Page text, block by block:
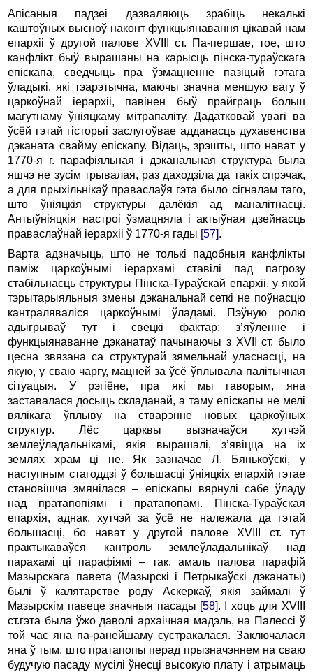
Апісаныя падзеі дазваляюць зрабіць некалькі
каштоўных высноў наконт функцыянавання цікавай нам
епархіі ў другой палове XVIII ст. Па-першае, тое, што
канфлікт быў вырашаны на карысць пінска-тураўскага
епіскапа, сведчыць пра ўзмацненне пазіцый гэтага
ўладыкі, які тэарэтычна, маючы значна меншую вагу ў
царкоўнай іерархіі, павінен быў прайграць больш
магутнаму ўніяцкаму мітрапаліту. Дадатковай увагі ва
ўсёй гэтай гісторыі заслугоўвае адданасць духавенства
дэканата свайму епіскапу. Відаць, зрэшты, што нават у
1770‑я г. парафіяльная і дэканальная структура была
яшчэ не зусім трывалая, раз даходзіла да такіх спрэчак,
а для прыхільнікаў праваслаўя гэта было сігналам таго,
што ўніяцкія структуры далёкія ад маналітнасці.
Антыўніяцкія настроі ўзмацняла і актыўная дзейнасць
праваслаўнай іерархіі ў 1770‑я гады [57].
Варта адзначыць, што не толькі падобныя канфлікты
паміж царкоўнымі іерархамі ставілі пад пагрозу
стабільнасць структуры Пінска-Тураўскай епархіі, у якой
тэрытарыяльныя змены дэканальнай сеткі не поўнасцю
кантраляваліся царкоўнымі ўладамі. Пэўную ролю
адыгрываў тут і свецкі фактар: з’яўленне і
функцыянаванне дэканатаў пачынаючы з XVII ст. было
цесна звязана са структурай зямельнай уласнасці, на
якую, у сваю чаргу, мацней за ўсё ўплывала палітычная
сітуацыя. У рэгіёне, пра які мы гаворым, яна
заставалася досыць складанай, а таму епіскапы не мелі
вялікага ўплыву на стварэнне новых царкоўных
структур. Лёс царквы вызначаўся хутчэй
землеўладальнікамі, якія вырашалі, з’явіцца на іх
землях храм ці не. Як зазначае Л. Бянькоўскі, у
наступным стагоддзі ў большасці ўніяцкіх епархій гэтае
становішча змянілася – епіскапы вярнулі сабе ўладу
над пратапопіямі і пратапопамі. Пінска-Тураўская
епархія, аднак, хутчэй за ўсё не належала да гэтай
большасці, бо нават у другой палове XVIII ст. тут
практыкаваўся кантроль землеўладальнікаў над
парахамі ці парафіямі – так, амаль палова парафій
Мазырскага павета (Мазырскі і Петрыкаўскі дэканаты)
былі ў калятарстве роду Аскеркаў, якія займалі ў
Мазырскім павеце значныя пасады [58]. І хоць для XVIII
ст.гэта была ўжо даволі архаічная мадэль, на Палессі ў
той час яна па-ранейшаму сустракалася. Заключалася
яна ў тым, што пратапопы перад прызначэннем на сваю
будучую пасаду мусілі ўнесці высокую плату і атрымаць